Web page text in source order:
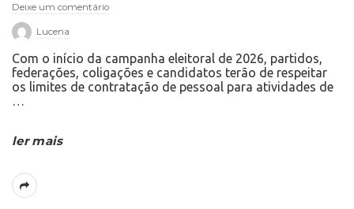
Deixe um comentário
Lucena
Com o início da campanha eleitoral de 2026, partidos,
federações, coligações e candidatos terão de respeitar
os limites de contratação de pessoal para atividades de
…
ler mais